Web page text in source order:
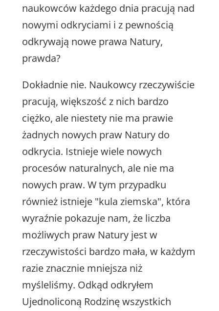
naukowców każdego dnia pracują nad
nowymi odkryciami i z pewnością
odkrywają nowe prawa Natury,
prawda?
Dokładnie nie. Naukowcy rzeczywiście
pracują, większość z nich bardzo
ciężko, ale niestety nie ma prawie
żadnych nowych praw Natury do
odkrycia. Istnieje wiele nowych
procesów naturalnych, ale nie ma
nowych praw. W tym przypadku
również istnieje "kula ziemska", która
wyraźnie pokazuje nam, że liczba
możliwych praw Natury jest w
rzeczywistości bardzo mała, w każdym
razie znacznie mniejsza niż
myśleliśmy. Odkąd odkryłem
Ujednoliconą Rodzinę wszystkich